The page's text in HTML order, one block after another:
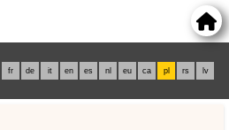
fr de it en es nl eu ca pl rs lv